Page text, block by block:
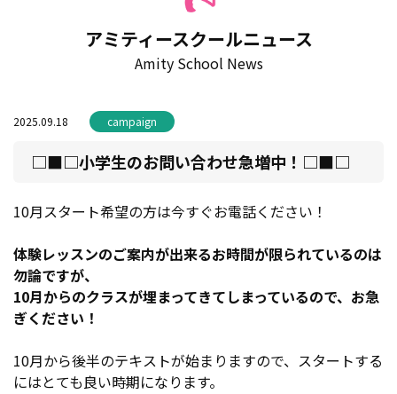
アミティースクールニュース
Amity School News
2025.09.18 campaign
□■□小学生のお問い合わせ急増中！□■□
10月スタート希望の方は今すぐお電話ください！
体験レッスンのご案内が出来るお時間が限られているのは
勿論ですが、
10月からのクラスが埋まってきてしまっているので、お急
ぎください！
10月から後半のテキストが始まりますので、スタートする
にはとても良い時期になります。